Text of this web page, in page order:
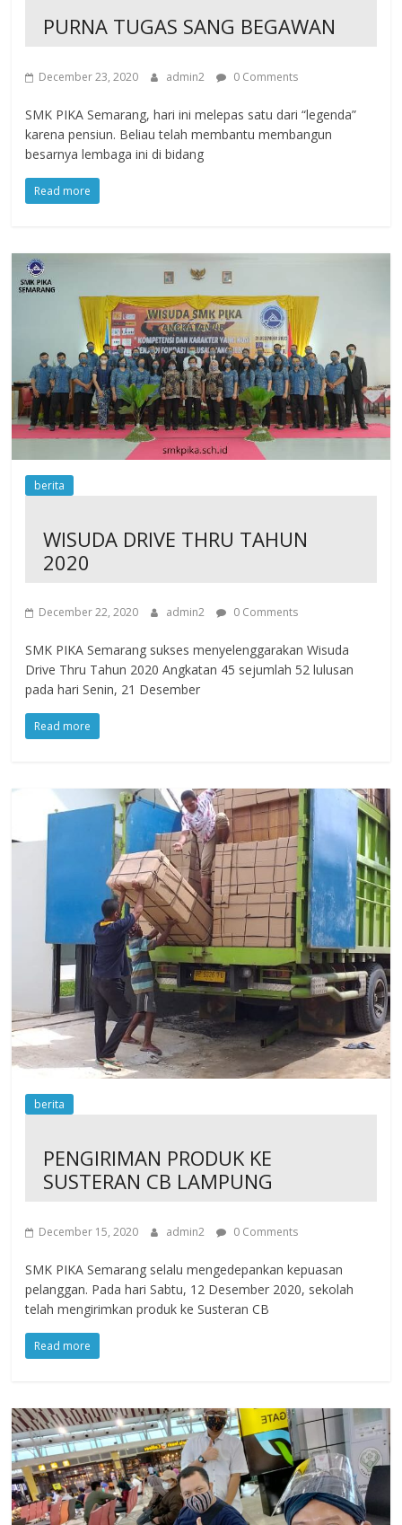
PURNA TUGAS SANG BEGAWAN
December 23, 2020 admin2 0 Comments
SMK PIKA Semarang, hari ini melepas satu dari “legenda”
karena pensiun. Beliau telah membantu membangun
besarnya lembaga ini di bidang
Read more
berita
WISUDA DRIVE THRU TAHUN
2020
December 22, 2020 admin2 0 Comments
SMK PIKA Semarang sukses menyelenggarakan Wisuda
Drive Thru Tahun 2020 Angkatan 45 sejumlah 52 lulusan
pada hari Senin, 21 Desember
Read more
berita
PENGIRIMAN PRODUK KE
SUSTERAN CB LAMPUNG
December 15, 2020 admin2 0 Comments
SMK PIKA Semarang selalu mengedepankan kepuasan
pelanggan. Pada hari Sabtu, 12 Desember 2020, sekolah
telah mengirimkan produk ke Susteran CB
Read more